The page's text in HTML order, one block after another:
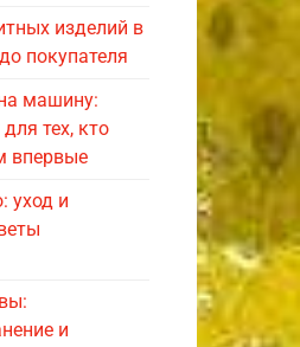
изделий в
покупателя
машину:
тех, кто
впервые
уход и
и